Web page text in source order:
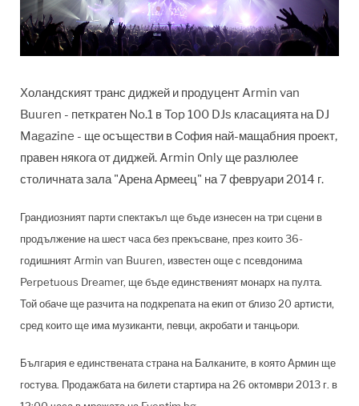
Холандският транс диджей и продуцент Armin van
Buuren - петкратен No.1 в Top 100 DJs класацията на DJ
Magazine - ще осъществи в София най-мащабния проект,
правен някога от диджей. Armin Only ще разлюлее
столичната зала "Арена Армеец" на 7 февруари 2014 г.
Грандиозният парти спектакъл ще бъде изнесен на три сцени в
продължение на шест часа без прекъсване, през които 36-
годишният Armin van Buuren, известен още с псевдонима
Perpetuous Dreamer, ще бъде единственият монарх на пулта.
Той обаче ще разчита на подкрепата на екип от близо 20 артисти,
сред които ще има музиканти, певци, акробати и танцьори.
България е единствената страна на Балканите, в която Армин ще
гостува. Продажбата на билети стартира на 26 октомври 2013 г. в